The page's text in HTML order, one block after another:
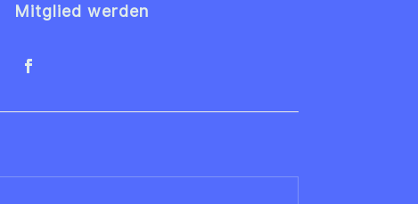
Mitglied werden